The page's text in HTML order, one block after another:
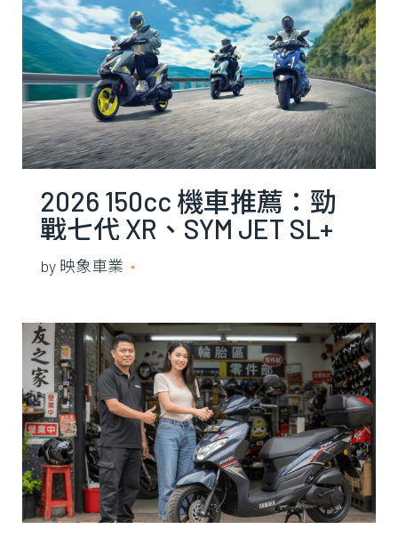
2026 150cc 機車推薦：勁
戰七代 XR、SYM JET SL+
158 電推、KYMCO RTS R
165 怎麼選？
by 映象車業